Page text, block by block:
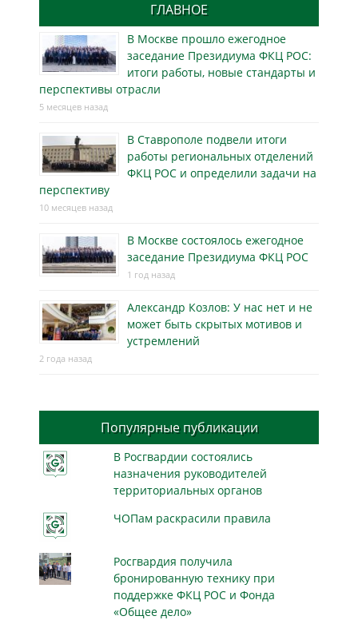
ГЛАВНОЕ
В Москве прошло ежегодное
заседание Президиума ФКЦ РОС:
итоги работы, новые стандарты и
перспективы отрасли
5 месяцев назад
В Ставрополе подвели итоги
работы региональных отделений
ФКЦ РОС и определили задачи на
перспективу
10 месяцев назад
В Москве состоялось ежегодное
заседание Президиума ФКЦ РОС
1 год назад
Александр Козлов: У нас нет и не
может быть скрытых мотивов и
устремлений
2 года назад
Популярные публикации
В Росгвардии состоялись
назначения руководителей
территориальных органов
ЧОПам раскрасили правила
Росгвардия получила
бронированную технику при
поддержке ФКЦ РОС и Фонда
«Общее дело»